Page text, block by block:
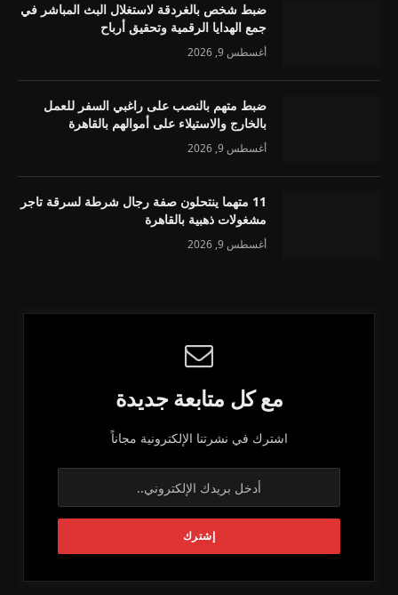
ضبط شخص بالغردقة لاستغلال البث المباشر في
جمع الهدايا الرقمية وتحقيق أرباح
أغسطس 9, 2026
ضبط متهم بالنصب على راغبي السفر للعمل
بالخارج والاستيلاء على أموالهم بالقاهرة
أغسطس 9, 2026
11 متهما ينتحلون صفة رجال شرطة لسرقة تاجر
مشغولات ذهبية بالقاهرة
أغسطس 9, 2026
مع كل متابعة جديدة
اشترك في نشرتنا الإلكترونية مجاناً